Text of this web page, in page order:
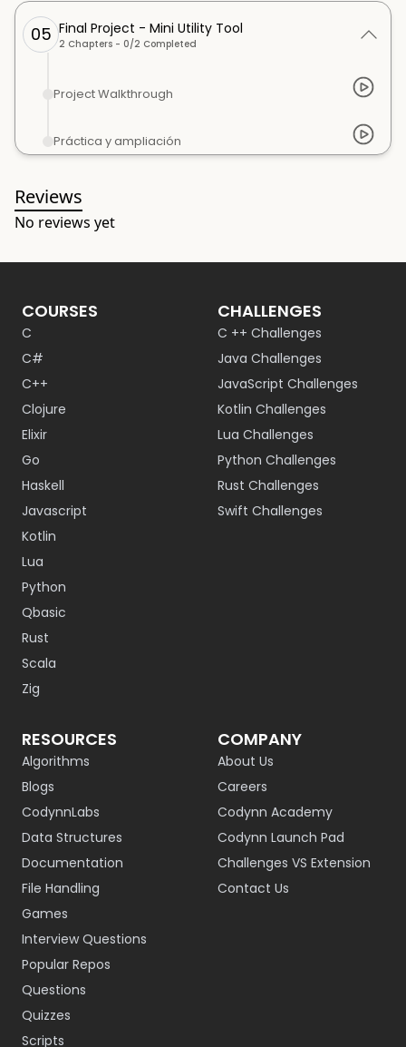
05 Final Project - Mini Utility Tool
2 Chapters - 0/2 Completed
Project Walkthrough
Práctica y ampliación
Reviews
No reviews yet
COURSES
C
C#
C++
Clojure
Elixir
Go
Haskell
Javascript
Kotlin
Lua
Python
Qbasic
Rust
Scala
Zig
CHALLENGES
C ++ Challenges
Java Challenges
JavaScript Challenges
Kotlin Challenges
Lua Challenges
Python Challenges
Rust Challenges
Swift Challenges
RESOURCES
Algorithms
Blogs
CodynnLabs
Data Structures
Documentation
File Handling
Games
Interview Questions
Popular Repos
Questions
Quizzes
Scripts
COMPANY
About Us
Careers
Codynn Academy
Codynn Launch Pad
Challenges VS Extension
Contact Us